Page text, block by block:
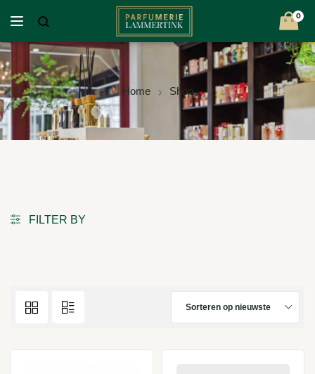
0
Home Shop
FILTER BY
Sorteren op nieuwste